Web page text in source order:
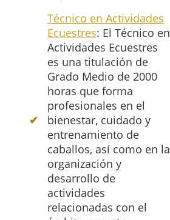
Técnico en Actividades
Ecuestres: El Técnico en
Actividades Ecuestres
es una titulación de
Grado Medio de 2000
horas que forma
profesionales en el
bienestar, cuidado y
entrenamiento de
caballos, así como en la
organización y
desarrollo de
actividades
relacionadas con el